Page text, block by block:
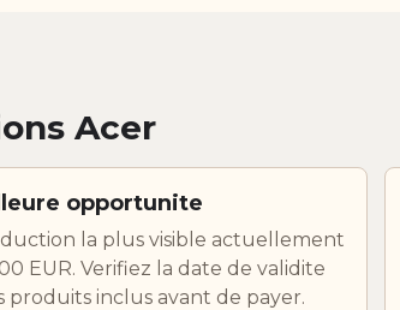
Acer
opportunite
la plus visible actuellement
EUR. Verifiez la date de validite
produits inclus avant de payer.